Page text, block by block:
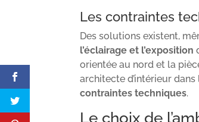
Les contraintes
Des solutions existent,
l’éclairage et l’exposition
orientée au nord et la
architecte d’intérieur
contraintes techniques.
Le choix de